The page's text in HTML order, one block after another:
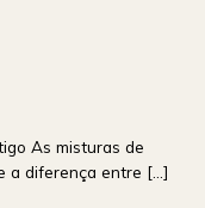
As misturas de
a diferença entre [...]